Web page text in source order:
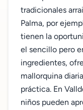
tradicionales
Palma, por
tienen la
el sencillo pero
ingredientes,
mallorquina
práctica. En
niños pueden